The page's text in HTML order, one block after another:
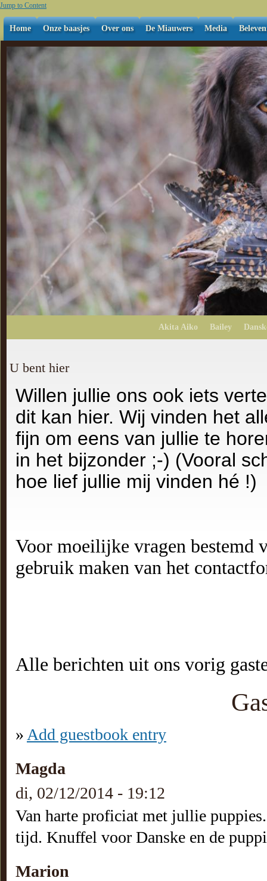
Jump to Content
Home Onze baasjes Over ons De Miauwers Media
Akita Aiko Bailey
U bent hier
Willen jullie ons ook iets
dit kan hier. Wij vinden het
fijn om eens van jullie te
in het bijzonder ;-) (Vooral
hoe lief jullie mij vinden hé !)
Voor moeilijke vragen bestemd
gebruik maken van het
Alle berichten uit ons vorig
» Add guestbook entry
Magda
di, 02/12/2014 - 19:12
Van harte proficiat met jullie
tijd. Knuffel voor Danske en de
Marion